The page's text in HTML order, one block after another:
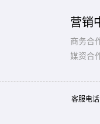
营销
商务合
媒资合
客服电